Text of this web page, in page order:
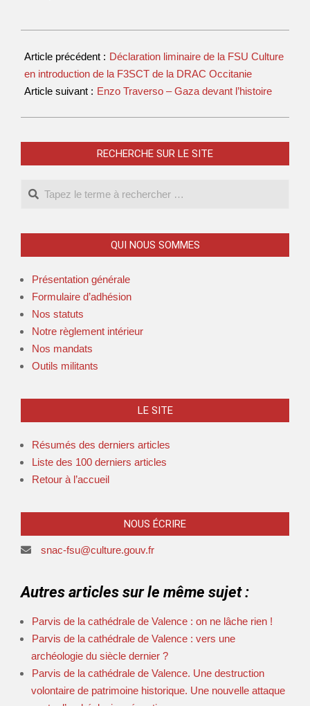
Article précédent : Déclaration liminaire de la FSU Culture
en introduction de la F3SCT de la DRAC Occitanie
Article suivant : Enzo Traverso – Gaza devant l’histoire
RECHERCHE SUR LE SITE
QUI NOUS SOMMES
Présentation générale
Formulaire d’adhésion
Nos statuts
Notre règlement intérieur
Nos mandats
Outils militants
LE SITE
Résumés des derniers articles
Liste des 100 derniers articles
Retour à l’accueil
NOUS ÉCRIRE
snac-fsu@culture.gouv.fr
Autres articles sur le même sujet :
Parvis de la cathédrale de Valence : on ne lâche rien !
Parvis de la cathédrale de Valence : vers une
archéologie du siècle dernier ?
Parvis de la cathédrale de Valence. Une destruction
volontaire de patrimoine historique. Une nouvelle attaque